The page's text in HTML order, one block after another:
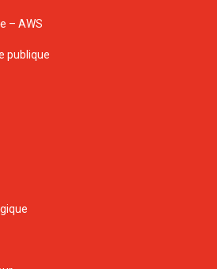
– AWS
publique